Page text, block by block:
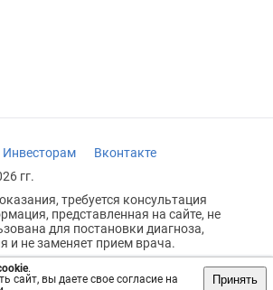
.
сайт, вы даете свое согласие на
Принять
Инвесторам
Вконтакте
гг.
требуется консультация
представленная на сайте, не
для постановки диагноза,
и не заменяет прием врача.
18+